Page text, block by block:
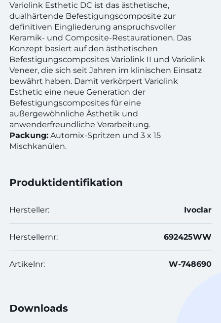
Variolink Esthetic DC ist das ästhetische,
dualhärtende Befestigungscomposite zur
definitiven Eingliederung anspruchsvoller
Keramik- und Composite-Restaurationen. Das
Konzept basiert auf den ästhetischen
Befestigungscomposites Variolink II und Variolink
Veneer, die sich seit Jahren im klinischen Einsatz
bewährt haben. Damit verkörpert Variolink
Esthetic eine neue Generation der
Befestigungscomposites für eine
außergewöhnliche Ästhetik und
anwenderfreundliche Verarbeitung.
Packung: Automix-Spritzen und 3 x 15
Mischkanülen.
Produktidentifikation
Hersteller: Ivoclar
Herstellernr: 692425WW
Artikelnr: W-748690
Downloads